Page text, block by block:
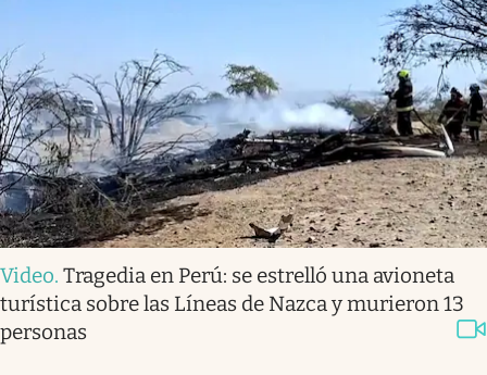
Video. Tragedia en Perú: se estrelló una avioneta
turística sobre las Líneas de Nazca y murieron 13
personas